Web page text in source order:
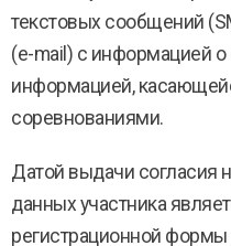
текстовых сообщений
(e-mail) с информацией о
информацией,
соревнованиями.
Датой выдачи согласия
данных участника
регистрационной формы